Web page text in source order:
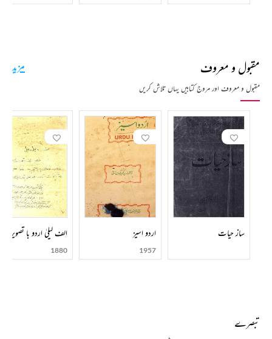
مقبول و معروف
مقبول و معروف اور مروج کتابیں یہاں تلاش کریں
مزید
ساز حیات اردو اسیز
1957
الف لیلیٰ اردو با تصویر
1880
تبصرے